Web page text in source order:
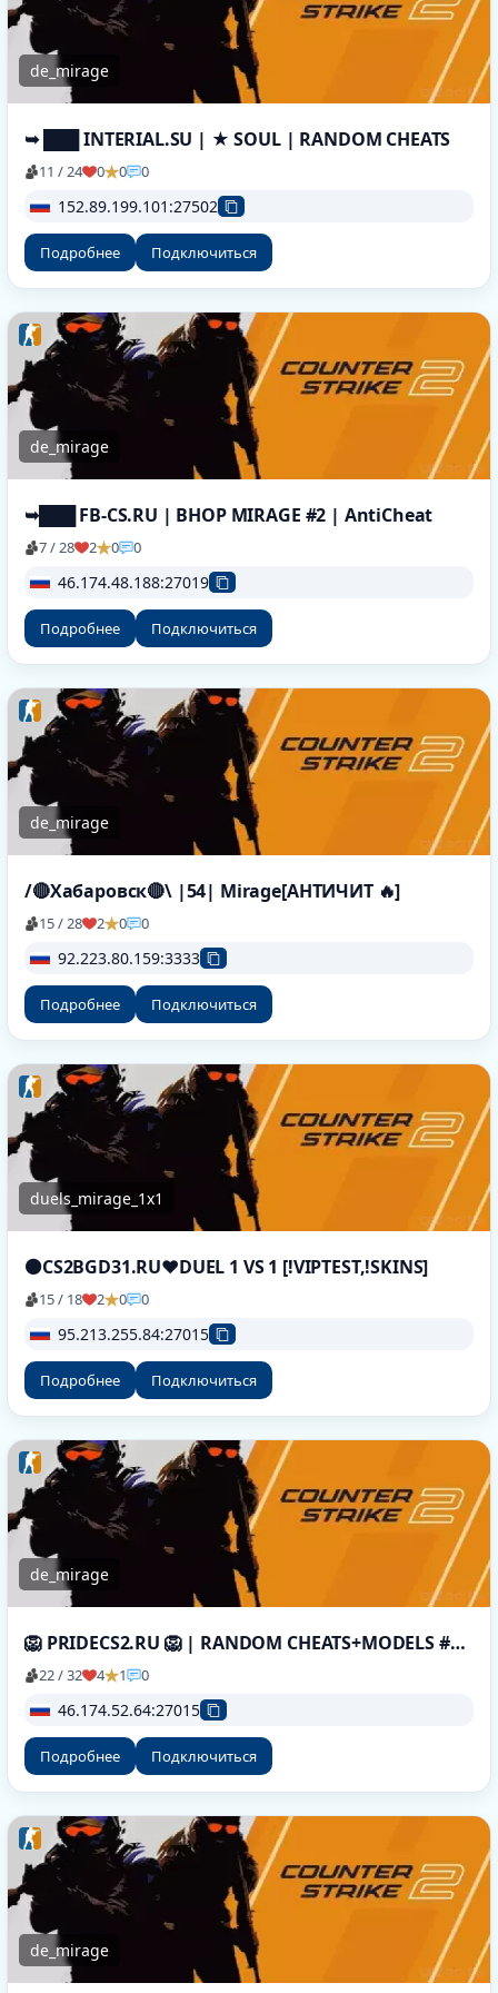
de_mirage
➥ ███ INTERIAL.SU | ★ SOUL | RANDOM CHEATS
11 / 24 0 0 0
152.89.199.101:27502
Подробнее Подключиться
de_mirage
➥███ FB-CS.RU | BHOP MIRAGE #2 | AntiCheat
7 / 28 2 0 0
46.174.48.188:27019
Подробнее Подключиться
de_mirage
/🔴Хабаровск🔴\ |54| Mirage[AHTИЧИT 🔥]
15 / 28 2 0 0
92.223.80.159:3333
Подробнее Подключиться
duels_mirage_1x1
⚫CS2BGD31.RU❤DUEL 1 VS 1 [!VIPTEST,!SKINS]
15 / 18 2 0 0
95.213.255.84:27015
Подробнее Подключиться
de_mirage
🦁 PRIDECS2.RU 🦁 | RANDOM CHEATS+MODELS #1 🔪 БЕСПЛ
22 / 32 4 1 0
46.174.52.64:27015
Подробнее Подключиться
de_mirage